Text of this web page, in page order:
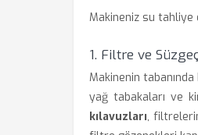
Makineniz su tahliye
1. Filtre ve
Makinenin
yağ tabakaları ve
kılavuzları,